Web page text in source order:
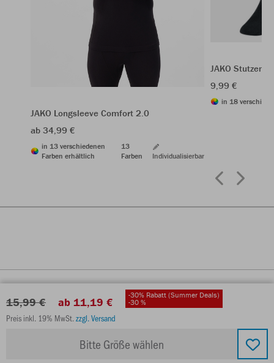
15,99 € ab 11,19 €
-30% Rabatt (Summer Deals)
-30 %
Preis inkl. 19% MwSt.zzgl. Versand
Bitte Größe wählen
JAKO Longsleeve Comfort 2.0
ab 34,99 €
in 13 verschiedenen
Farben erhältlich
13
Farben
Individualisierbar
JAKO
9,99 €
in 18